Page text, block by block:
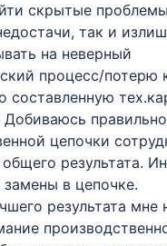
скрытые
так и
на неверный
процесс/потерю
составленную
Добиваюсь
цепочки
результата.
в цепочке.
результата мне